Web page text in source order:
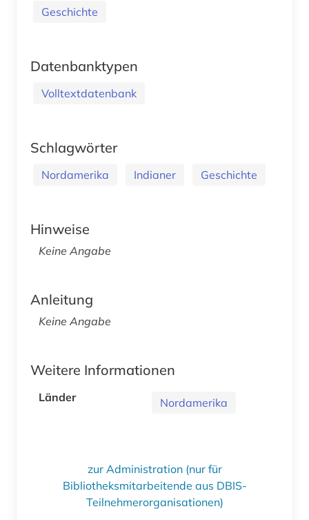
Geschichte
Datenbanktypen
Volltextdatenbank
Schlagwörter
Nordamerika Indianer Geschichte
Hinweise
Keine Angabe
Anleitung
Keine Angabe
Weitere Informationen
Länder Nordamerika
zur Administration (nur für
Bibliotheksmitarbeitende aus DBIS-
Teilnehmerorganisationen)